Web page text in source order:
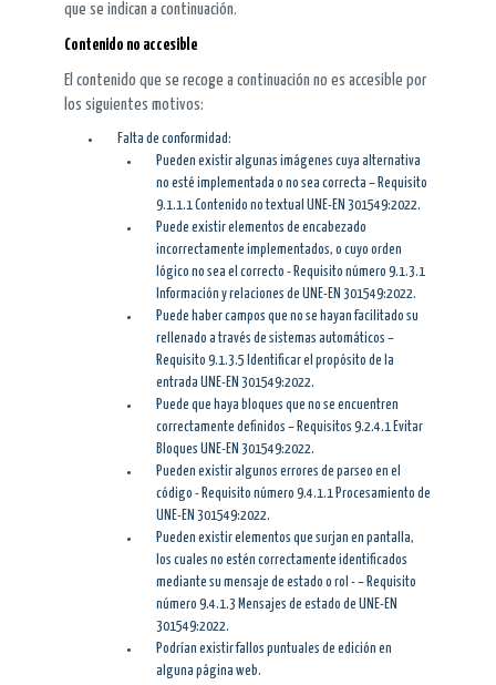
que se indican a continuación.
Contenido no accesible
El contenido que se recoge a continuación no es accesible por
los siguientes motivos:
Falta de conformidad:
Pueden existir algunas imágenes cuya alternativa
no esté implementada o no sea correcta – Requisito
9.1.1.1 Contenido no textual UNE-EN 301549:2022.
Puede existir elementos de encabezado
incorrectamente implementados, o cuyo orden
lógico no sea el correcto - Requisito número 9.1.3.1
Información y relaciones de UNE-EN 301549:2022.
Puede haber campos que no se hayan facilitado su
rellenado a través de sistemas automáticos –
Requisito 9.1.3.5 Identificar el propósito de la
entrada UNE-EN 301549:2022.
Puede que haya bloques que no se encuentren
correctamente definidos – Requisitos 9.2.4.1 Evitar
Bloques UNE-EN 301549:2022.
Pueden existir algunos errores de parseo en el
código - Requisito número 9.4.1.1 Procesamiento de
UNE-EN 301549:2022.
Pueden existir elementos que surjan en pantalla,
los cuales no estén correctamente identificados
mediante su mensaje de estado o rol - – Requisito
número 9.4.1.3 Mensajes de estado de UNE-EN
301549:2022.
Podrían existir fallos puntuales de edición en
alguna página web.